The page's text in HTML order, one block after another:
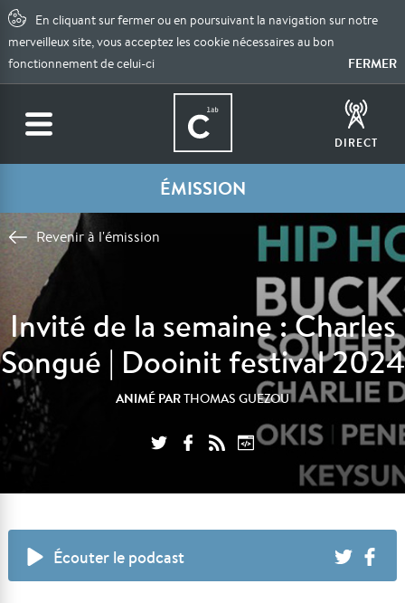
En cliquant sur fermer ou en poursuivant la navigation sur notre
merveilleux site, vous acceptez les cookie nécessaires au bon
fonctionnement de celui-ci
FERMER
DIRECT
ÉMISSION
Revenir à l'émission
Invité de la semaine : Charles
Songué | Dooinit festival 2024
ANIMÉ PARTHOMAS GUEZOU
Écouter le podcast